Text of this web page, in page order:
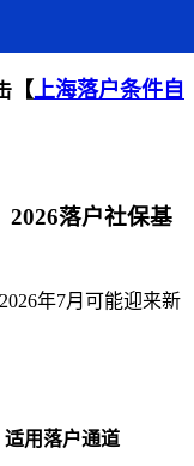
【 上海落户条件自
2026落户社保基
年7月可能迎来新
适用落户通道